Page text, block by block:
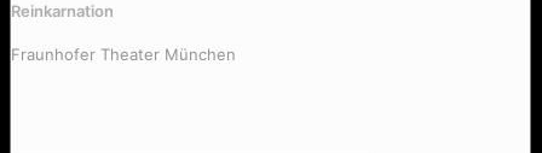
Reinkarnation
Fraunhofer Theater München